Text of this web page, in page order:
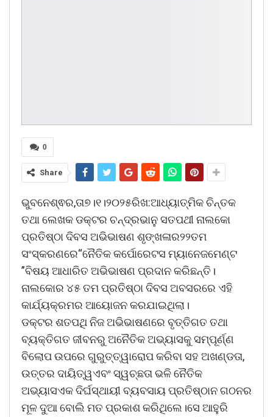
0
Share
ଭୁବନେଶ୍ଵର,ତା୭।୧।୨୦୨୫ରିଖ:ଆଧ୍ୟାତ୍ମିକ ଚିନ୍ତକ
ତଥା ଲେଖକ ଡକ୍ଟର ଚନ୍ଦ୍ରଭାନୁ ସତପଥୀ ନାଲକୋ
ପ୍ରତିଷ୍ଠା ଦିବସ ଅଭିଭାଷଣ ଶୃଙ୍ଖଳାର୨୨ତମ
ସଂସ୍କରଣରେ“ନୈତିକ କର୍ପୋରେଟସ ମ୍ୟାନେଜମେଣ୍ଟ
”ବିଷୟ ଆଧାରିତ ଅଭିଭାଷଣ ପ୍ରଦାନ କରିଛନ୍ତି।
ନାଲକୋର ୪୫ ତମ ପ୍ରତିଷ୍ଠା ଦିବସ ଅବସରରେ ଏହି
କାର୍ଯ୍ୟକ୍ରମର ଆୟୋଜନ କରଯାଇଥିଲା।
ଡକ୍ଟର ଶତପଥି ନିଜ ଅଭିଭାଷଣରେ ବୃତ୍ତିଗତ ତଥା
ବ୍ୟକ୍ତିଗତ ଜୀବନରୁ ଅନୈତିକ ଅଭ୍ୟାସକୁ ସମ୍ପୂର୍ଣ୍ଣ
ବିଲୋପ ଉପରେ ଗୁରୁତ୍ତ୍ୱାରୋପ କରିବା ସହ ଅଖଣ୍ଡତା,
ଉତ୍ତର ଦାୟିତ୍ୱଏବଂ ସ୍ୱଚ୍ଛତା ଭଳି ନୈତିକ
ଅଭ୍ୟାସଏକ ଦିର୍ଘସ୍ଥାୟୀ ବ୍ୟବସାୟ ପ୍ରତିଷ୍ଠାନ ଗଠନର
ମୂଳ ଦୁଆ ବୋଲି ମତ ପ୍ରକାଶ କରିଥିଲେ।ସେ ଆହୁରି